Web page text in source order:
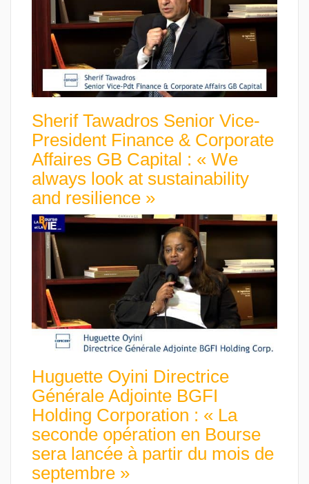
Sherif Tawadros Senior Vice-
President Finance & Corporate
Affaires GB Capital : « We
always look at sustainability
and resilience »
Huguette Oyini Directrice
Générale Adjointe BGFI
Holding Corporation : « La
seconde opération en Bourse
sera lancée à partir du mois de
septembre »